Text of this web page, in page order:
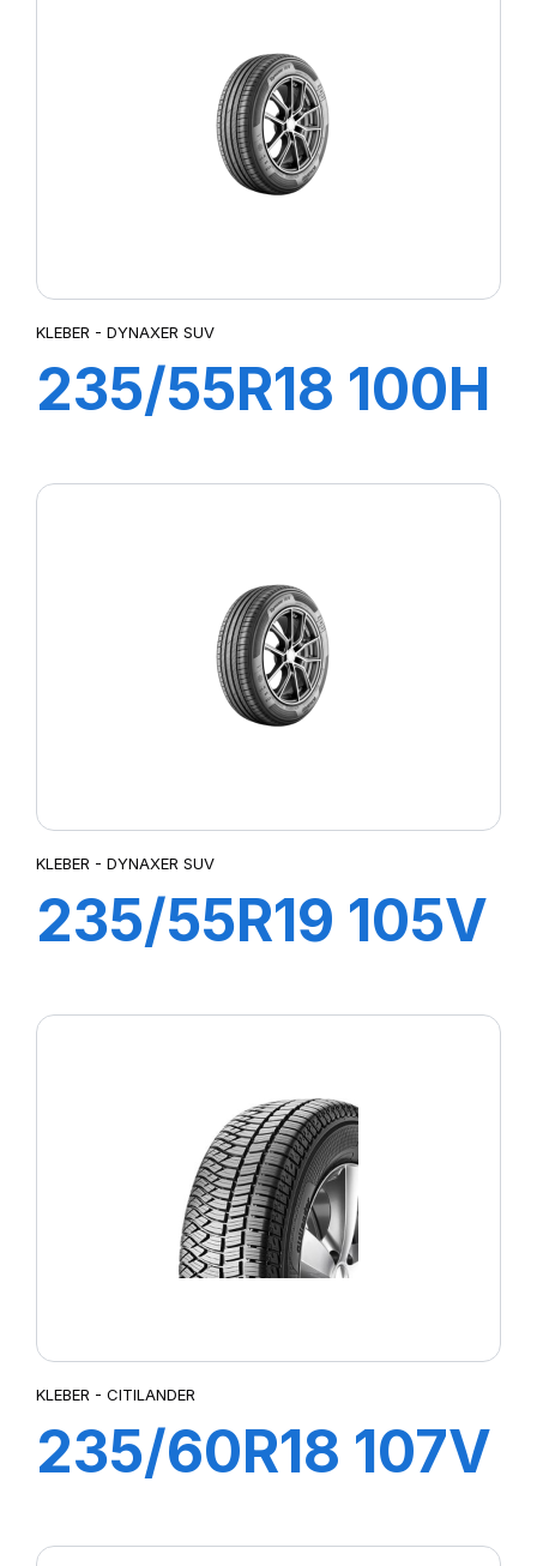
KLEBER - DYNAXER SUV
235/55R18 100H
KLEBER - DYNAXER SUV
235/55R19 105V
KLEBER - CITILANDER
235/60R18 107V